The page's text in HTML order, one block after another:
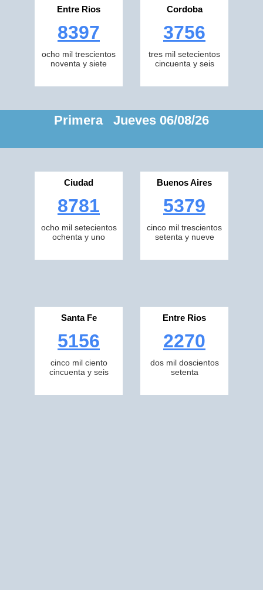
Entre Rios
8397
ocho mil trescientos
noventa y siete
Cordoba
3756
tres mil setecientos
cincuenta y seis
Primera Jueves 06/08/26
Ciudad
8781
ocho mil setecientos
ochenta y uno
Buenos Aires
5379
cinco mil trescientos
setenta y nueve
Santa Fe
5156
cinco mil ciento
cincuenta y seis
Entre Rios
2270
dos mil doscientos
setenta